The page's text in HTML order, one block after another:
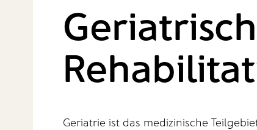
Geriatrie ist das medizinische